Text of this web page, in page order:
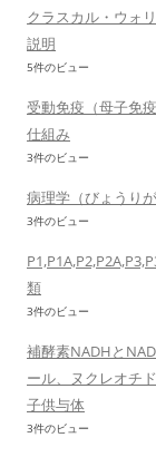
クラスカル・ウォ
説明
5件のビュー
受動免疫（母子免
仕組み
3件のビュー
病理学（びょうり
3件のビュー
類
3件のビュー
補酵素NADHと
ール、ヌクレオチ
子供与体
3件のビュー